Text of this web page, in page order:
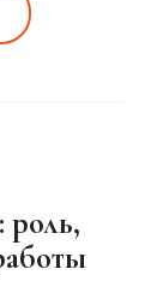
роль,